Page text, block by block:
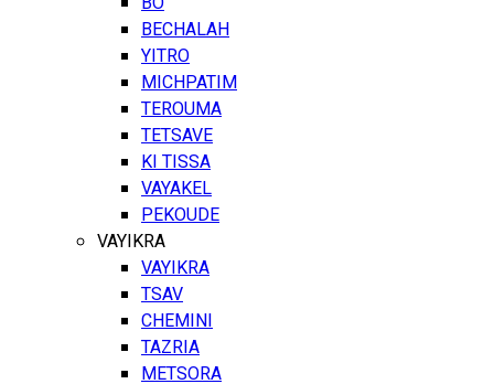
BECHALAH
YITRO
MICHPATIM
TEROUMA
TETSAVE
KI TISSA
VAYAKEL
PEKOUDE
VAYIKRA
VAYIKRA
TSAV
CHEMINI
TAZRIA
METSORA